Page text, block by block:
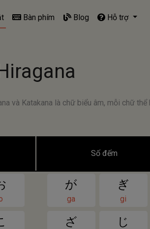
Bàn phím Blog Hỗ trợ
và Katakana là chữ biểu âm, mỗi chữ
Số đếm
が
ga
ぎ
gi
ざ じ